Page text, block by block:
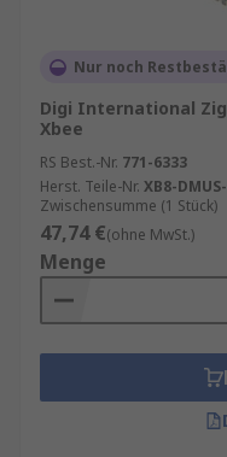
Nur noch
Digi International
Xbee
RS Best.-Nr. 771-6333
Herst. Teile-Nr. XB8-
Zwischensumme (1 Stück)
47,74 €(ohne MwSt.)
Menge